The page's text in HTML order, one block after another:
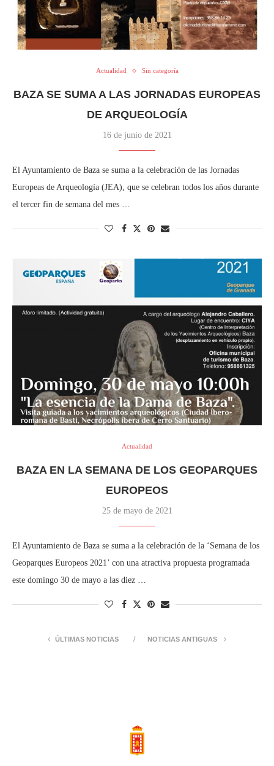
Actualidad Sin categoría
BAZA SE SUMA A LAS JORNADAS EUROPEAS
DE ARQUEOLOGÍA
16 de junio de 2021
El Ayuntamiento de Baza se suma a la celebración de las Jornadas
Europeas de Arqueología (JEA), que se celebran todos los años durante
el tercer fin de semana del mes …
Actualidad
BAZA EN LA SEMANA DE LOS GEOPARQUES
EUROPEOS
25 de mayo de 2021
El Ayuntamiento de Baza se suma a la celebración de la ‘Semana de los
Geoparques Europeos 2021’ con una atractiva propuesta programada
este domingo 30 de mayo a las diez …
ÚLTIMAS NOTICIAS NOTICIAS ANTIGUAS